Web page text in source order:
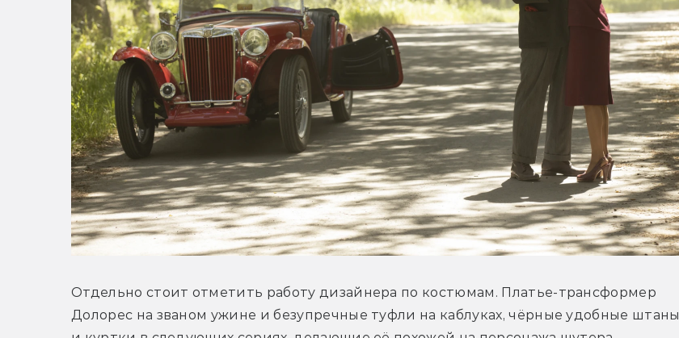
Отдельно стоит отметить работу дизайнера по костюмам. Платье-трансформер
Долорес на званом ужине и безупречные туфли на каблуках, чёрные удобные штаны